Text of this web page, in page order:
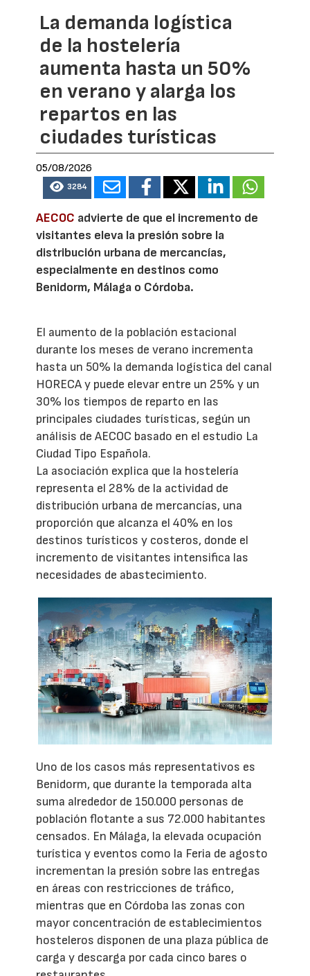
La demanda logística
de la hostelería
aumenta hasta un 50%
en verano y alarga los
repartos en las
ciudades turísticas
05/08/2026
3284
AECOC advierte de que el incremento de
visitantes eleva la presión sobre la
distribución urbana de mercancías,
especialmente en destinos como
Benidorm, Málaga o Córdoba.
El aumento de la población estacional
durante los meses de verano incrementa
hasta un 50% la demanda logística del canal
HORECA y puede elevar entre un 25% y un
30% los tiempos de reparto en las
principales ciudades turísticas, según un
análisis de AECOC basado en el estudio La
Ciudad Tipo Española.
La asociación explica que la hostelería
representa el 28% de la actividad de
distribución urbana de mercancías, una
proporción que alcanza el 40% en los
destinos turísticos y costeros, donde el
incremento de visitantes intensifica las
necesidades de abastecimiento.
Uno de los casos más representativos es
Benidorm, que durante la temporada alta
suma alrededor de 150.000 personas de
población flotante a sus 72.000 habitantes
censados. En Málaga, la elevada ocupación
turística y eventos como la Feria de agosto
incrementan la presión sobre las entregas
en áreas con restricciones de tráfico,
mientras que en Córdoba las zonas con
mayor concentración de establecimientos
hosteleros disponen de una plaza pública de
carga y descarga por cada cinco bares o